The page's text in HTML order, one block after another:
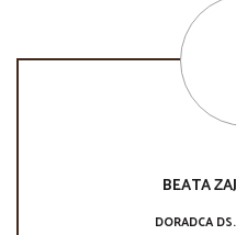
BEATA
DORADCA